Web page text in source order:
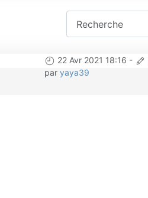
22 Avr 2021 18:16 -
par yaya39